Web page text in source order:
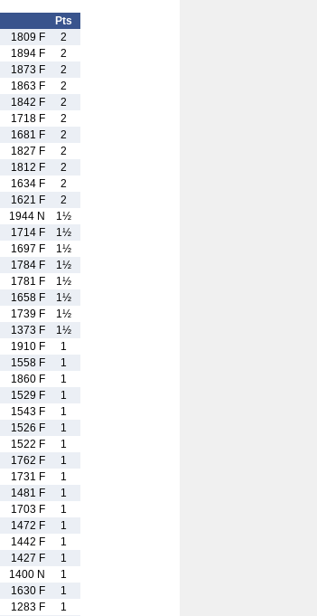
Pts
1809 F
2
1894 F
2
1873 F
2
1863 F
2
1842 F
2
1718 F
2
1681 F
2
1827 F
2
1812 F
2
1634 F
2
1621 F
2
1944 N
1½
1714 F
1½
1697 F
1½
1784 F
1½
1781 F
1½
1658 F
1½
1739 F
1½
1373 F
1½
1910 F
1
1558 F
1
1860 F
1
1529 F
1
1543 F
1
1526 F
1
1522 F
1
1762 F
1
1731 F
1
1481 F
1
1703 F
1
1472 F
1
1442 F
1
1427 F
1
1400 N
1
1630 F
1
1283 F
1